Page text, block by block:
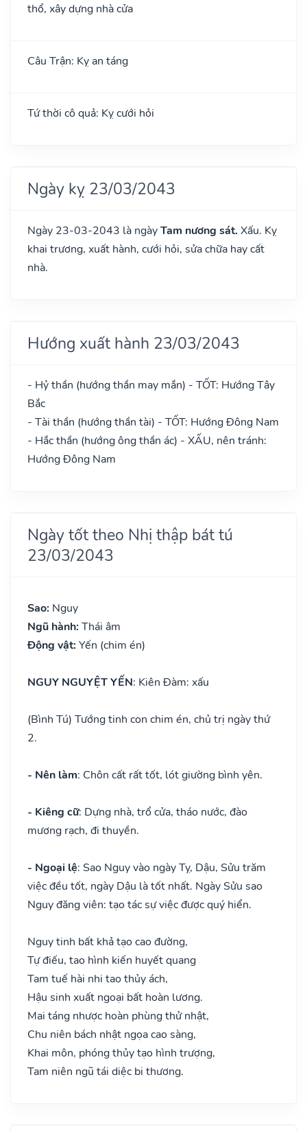
thổ, xây dựng nhà cửa
Câu Trận: Kỵ an táng
Tứ thời cô quả: Kỵ cưới hỏi
Ngày kỵ 23/03/2043
Ngày 23-03-2043 là ngàyTam nương sát. Xấu. Kỵ
khai trương, xuất hành, cưới hỏi, sửa chữa hay cất
nhà.
Hướng xuất hành 23/03/2043
- Hỷ thần (hướng thần may mắn) - TỐT: Hướng Tây
Bắc
- Tài thần (hướng thần tài) - TỐT: Hướng Đông Nam
- Hắc thần (hướng ông thần ác) - XẤU, nên tránh:
Hướng Đông Nam
Ngày tốt theo Nhị thập bát tú
23/03/2043
Sao: Nguy
Ngũ hành: Thái âm
Động vật: Yến (chim én)
NGUY NGUYỆT YẾN: Kiên Đàm: xấu
(Bình Tú) Tướng tinh con chim én, chủ trị ngày thứ
2.
- Nên làm: Chôn cất rất tốt, lót giường bình yên.
- Kiêng cữ: Dựng nhà, trổ cửa, tháo nước, đào
mương rạch, đi thuyền.
- Ngoại lệ: Sao Nguy vào ngày Tỵ, Dậu, Sửu trăm
việc đều tốt, ngày Dậu là tốt nhất. Ngày Sửu sao
Nguy đăng viên: tạo tác sự việc được quý hiển.
Nguy tinh bất khả tạo cao đường,
Tự điếu, tao hình kiến huyết quang
Tam tuế hài nhi tao thủy ách,
Hậu sinh xuất ngoại bất hoàn lương.
Mai táng nhược hoàn phùng thử nhật,
Chu niên bách nhật ngọa cao sàng,
Khai môn, phóng thủy tạo hình trượng,
Tam niên ngũ tái diệc bi thương.